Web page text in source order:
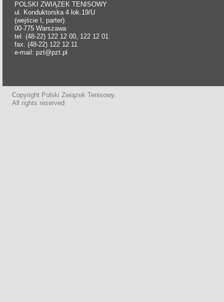
POLSKI ZWIĄZEK TENISOWY
ul. Konduktorska 4 lok.19/U
(wejście I, parter).
00-775 Warszawa
tel. (48-22) 122 12 00, 122 12 01
fax. (48-22) 122 12 11
e-mail: pzt@pzt.pl
Copyright Polski Związek Tenisowy.
All rights reserved